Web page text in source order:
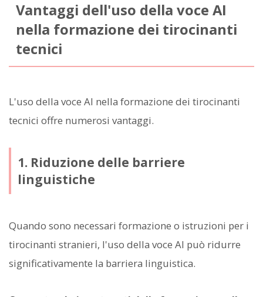
Vantaggi dell'uso della voce AI
nella formazione dei tirocinanti
tecnici
L'uso della voce AI nella formazione dei tirocinanti
tecnici offre numerosi vantaggi.
1. Riduzione delle barriere
linguistiche
Quando sono necessari formazione o istruzioni per i
tirocinanti stranieri, l'uso della voce AI può ridurre
significativamente la barriera linguistica.